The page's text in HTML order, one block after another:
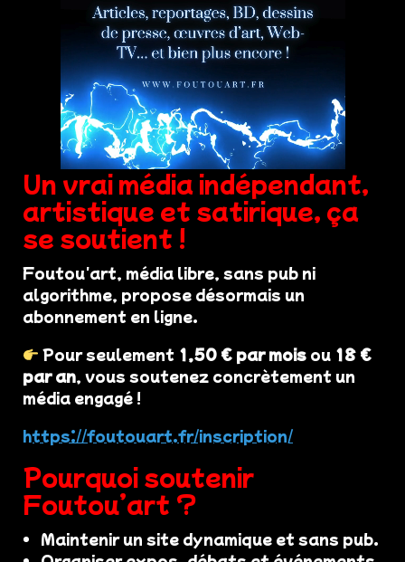
Un vrai média indépendant,
artistique et satirique, ça
se soutient !
Foutou'art, média libre, sans pub ni
algorithme, propose désormais un
abonnement en ligne.
Pour seulement 1,50 € par mois ou 18 €
par an, vous soutenez concrètement un
média engagé !
https://foutouart.fr/inscription/
Pourquoi soutenir
Foutou’art ?
Maintenir un site dynamique et sans pub.